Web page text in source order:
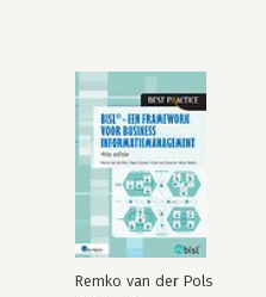
Remko van der Pols